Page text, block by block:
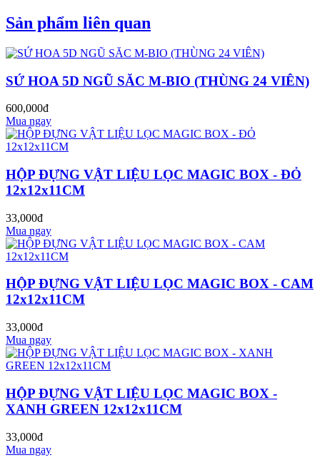
Sản phẩm liên quan
SỨ HOA 5D NGŨ SĂC M-BIO (THÙNG 24 VIÊN)
600,000đ
Mua ngay
HỘP ĐỰNG VẬT LIỆU LỌC MAGIC BOX - ĐỎ
12x12x11CM
33,000đ
Mua ngay
HỘP ĐỰNG VẬT LIỆU LỌC MAGIC BOX - CAM
12x12x11CM
33,000đ
Mua ngay
HỘP ĐỰNG VẬT LIỆU LỌC MAGIC BOX -
XANH GREEN 12x12x11CM
33,000đ
Mua ngay